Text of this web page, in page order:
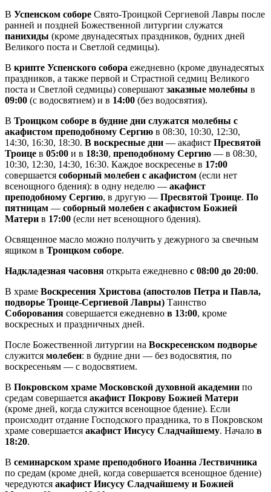
В Успенском соборе Свято-Троицкой Сергиевой Лавры после
ранней и поздней Божественной литургии служатся
панихиды (кроме двунадесятых праздников, будних дней
Великого поста и Светлой седмицы).
В крипте Успенского собора ежедневно (кроме двунадесятых
праздников, а также первой и Страстной седмиц Великого
поста и Светлой седмицы) совершают заказные молебны в
09:00 (с водосвятием) и в 14:00 (без водосвятия).
В Троицком соборе в будние дни служатся молебны с
акафистом преподобному Сергию в 08:30, 10:30, 12:30,
14:30, 16:30, 18:30. В воскресные дни — акафист Пресвятой
Троице в 05:00 и в 18:30, преподобному Сергию — в 08:30,
10:30, 12:30, 14:30, 16:30. Каждое воскресенье в 17:00
совершается соборный молебен с акафистом (если нет
всенощного бдения): в одну неделю — акафист
преподобному Сергию, в другую — Пресвятой Троице. По
пятницам — соборный молебен с акафистом Божией
Матери в 17:00 (если нет всенощного бдения).
Освященное масло можно получить у дежурного за свечным
ящиком в Троицком соборе.
Надкладезная часовня открыта ежедневно с 08:00 до 20:00.
В храме Воскресения Христова (апостолов Петра и Павла,
подворье Троице-Сергиевой Лавры) Таинство
Соборования совершается ежедневно в 13:00, кроме
воскресных и праздничных дней.
После Божественной литургии на Воскресенском подворье
служится молебен: в будние дни — без водосвятия, по
воскресеньям — с водосвятием.
В Покровском храме Московской духовной академии по
средам совершается акафист Покрову Божией Матери
(кроме дней, когда служится всенощное бдение). Если
происходит отдание Господского праздника, то в Покровском
храме совершается акафист Иисусу Сладчайшему. Начало в
18:20.
В семинарском храме преподобного Иоанна Лествичника
по средам (кроме дней, когда совершается всенощное бдение)
чередуются акафист Иисусу Сладчайшему и Божией